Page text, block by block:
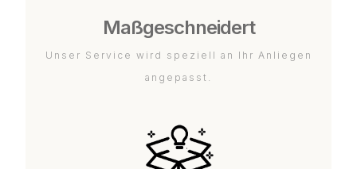
Maßgeschneidert
Unser Service wird speziell an Ihr Anliegen
angepasst.